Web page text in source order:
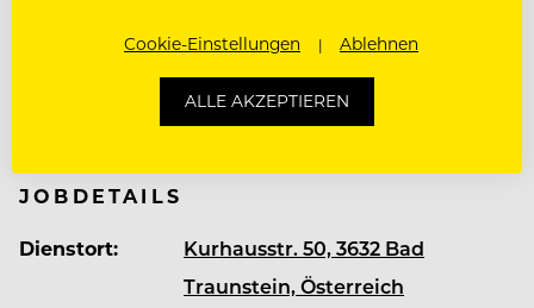
Mit knapp 1.200 Mitarbeitenden stehen Mensch
Unternehmen legt großen Wert auf Verlässlichkeit,
geregelte Arbeitszeiten und ein ständig
wachsendes Benefit-System. So gelang 2022
Mehr zum Unternehmen Vivea Hotel - Bad Traunstein
JOBDETAILS
Dienstort:
Kurhausstr. 50, 3632 Bad
Traunstein, Österreich
Cookie-Einstellungen Ablehnen
ALLE AKZEPTIEREN